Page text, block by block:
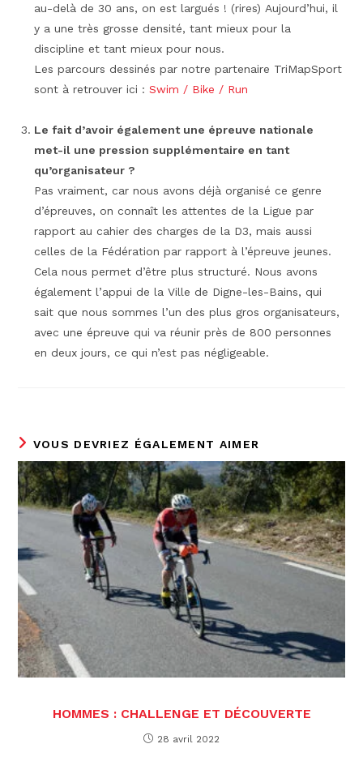
au-delà de 30 ans, on est largués ! (rires) Aujourd’hui, il
y a une très grosse densité, tant mieux pour la
discipline et tant mieux pour nous.
Les parcours dessinés par notre partenaire TriMapSport
sont à retrouver ici :Swim / Bike / Run
Le fait d’avoir également une épreuve nationale
met-il une pression supplémentaire en tant
qu’organisateur ?
Pas vraiment, car nous avons déjà organisé ce genre
d’épreuves, on connaît les attentes de la Ligue par
rapport au cahier des charges de la D3, mais aussi
celles de la Fédération par rapport à l’épreuve jeunes.
Cela nous permet d’être plus structuré. Nous avons
également l’appui de la Ville de Digne-les-Bains, qui
sait que nous sommes l’un des plus gros organisateurs,
avec une épreuve qui va réunir près de 800 personnes
en deux jours, ce qui n’est pas négligeable.
VOUS DEVRIEZ ÉGALEMENT AIMER
HOMMES : CHALLENGE ET DÉCOUVERTE
28 avril 2022